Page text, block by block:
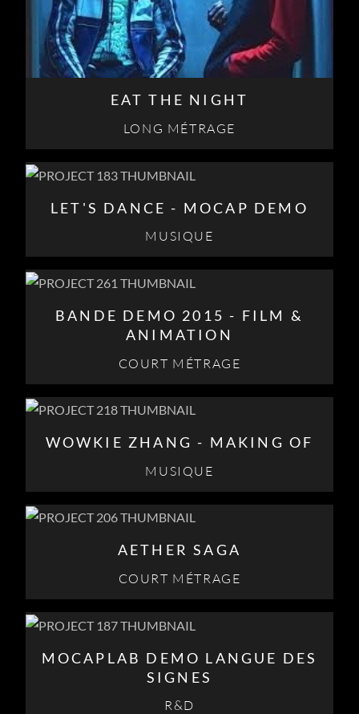
EAT THE NIGHT
LONG MÉTRAGE
LET'S DANCE - MOCAP DEMO
MUSIQUE
BANDE DEMO 2015 - FILM &
ANIMATION
COURT MÉTRAGE
WOWKIE ZHANG - MAKING OF
MUSIQUE
AETHER SAGA
COURT MÉTRAGE
MOCAPLAB DEMO LANGUE DES
SIGNES
R&D